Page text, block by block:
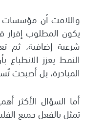
واللافت أن مؤسسات
يكون المطلوب إقرار
شرعية إضافية، ثم
النمط يعزز
المبادرة، بل أصبحت
أما السؤال الأكثر
تمثل بالفعل جميع